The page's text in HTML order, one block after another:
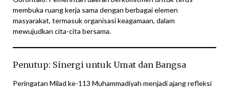
membuka ruang kerja sama dengan berbagai elemen
masyarakat, termasuk organisasi keagamaan, dalam
mewujudkan cita-cita bersama.
Penutup: Sinergi untuk Umat dan Bangsa
Peringatan Milad ke-113 Muhammadiyah menjadi ajang refleksi